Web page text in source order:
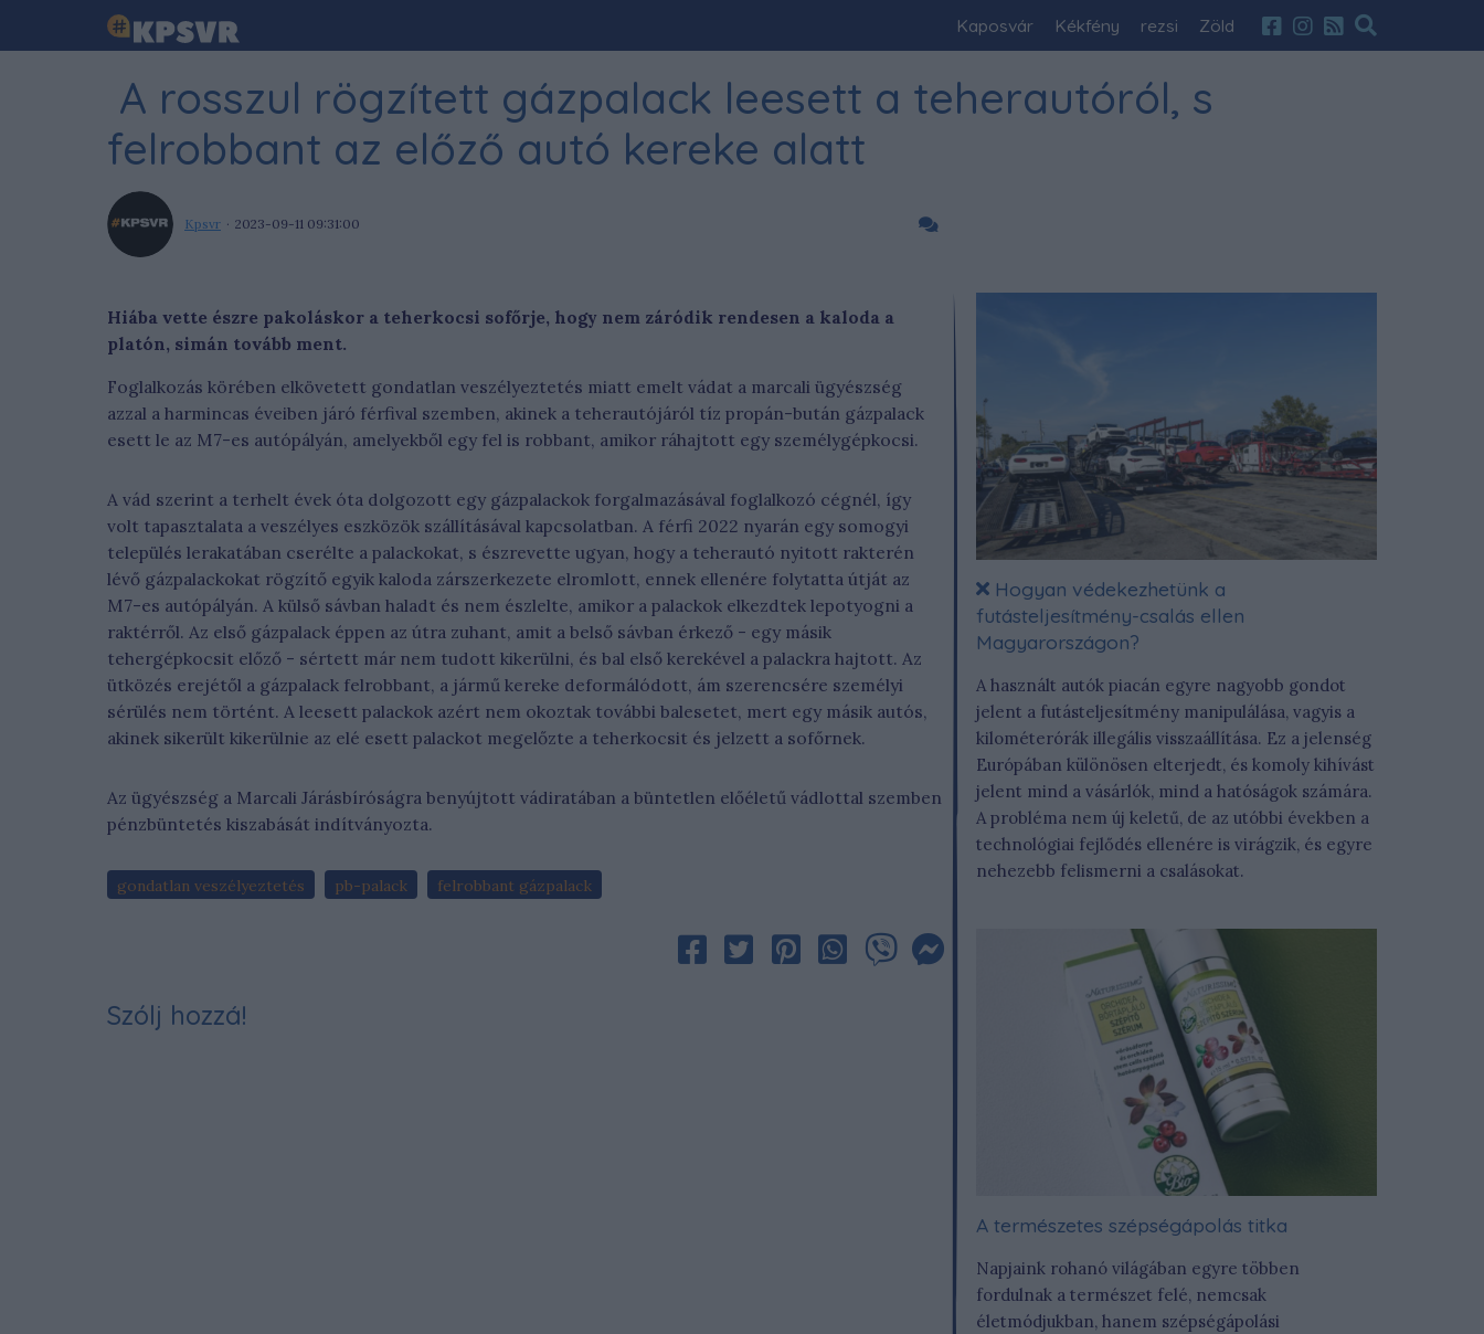
Kaposvár Kékfény rezsi Zöld
A rosszul rögzített gázpalack leesett a teherautóról, s
felrobbant az előző autó kereke alatt
Kpsvr 2023-09-11 09:31:00
Hiába vette észre pakoláskor a teherkocsi sofőrje, hogy nem záródik rendesen a kaloda a
platón, simán tovább ment.
Foglalkozás körében elkövetett gondatlan veszélyeztetés miatt emelt vádat a marcali ügyészség
azzal a harmincas éveiben járó férfival szemben, akinek a teherautójáról tíz propán-bután gázpalack
esett le az M7-es autópályán, amelyekből egy fel is robbant, amikor ráhajtott egy személygépkocsi.
A vád szerint a terhelt évek óta dolgozott egy gázpalackok forgalmazásával foglalkozó cégnél, így
volt tapasztalata a veszélyes eszközök szállításával kapcsolatban. A férfi 2022 nyarán egy somogyi
település lerakatában cserélte a palackokat, s észrevette ugyan, hogy a teherautó nyitott rakterén
lévő gázpalackokat rögzítő egyik kaloda zárszerkezete elromlott, ennek ellenére folytatta útját az
M7-es autópályán. A külső sávban haladt és nem észlelte, amikor a palackok elkezdtek lepotyogni a
raktérről. Az első gázpalack éppen az útra zuhant, amit a belső sávban érkező - egy másik
tehergépkocsit előző - sértett már nem tudott kikerülni, és bal első kerekével a palackra hajtott. Az
ütközés erejétől a gázpalack felrobbant, a jármű kereke deformálódott, ám szerencsére személyi
sérülés nem történt. A leesett palackok azért nem okoztak további balesetet, mert egy másik autós,
akinek sikerült kikerülnie az elé esett palackot megelőzte a teherkocsit és jelzett a sofőrnek.
Az ügyészség a Marcali Járásbíróságra benyújtott vádiratában a büntetlen előéletű vádlottal szemben
pénzbüntetés kiszabását indítványozta.
gondatlan veszélyeztetés pb-palack felrobbant gázpalack
Szólj hozzá!
Hogyan védekezhetünk a
futásteljesítmény-csalás ellen
Magyarországon?
A használt autók piacán egyre nagyobb gondot
jelent a futásteljesítmény manipulálása, vagyis a
kilométerórák illegális visszaállítása. Ez a jelenség
Európában különösen elterjedt, és komoly kihívást
jelent mind a vásárlók, mind a hatóságok számára.
A probléma nem új keletű, de az utóbbi években a
technológiai fejlődés ellenére is virágzik, és egyre
nehezebb felismerni a csalásokat.
A természetes szépségápolás titka
Napjaink rohanó világában egyre többen
fordulnak a természet felé, nemcsak
életmódjukban, hanem szépségápolási